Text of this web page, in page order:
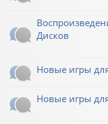
Дисков
Новые игры
Новые игры